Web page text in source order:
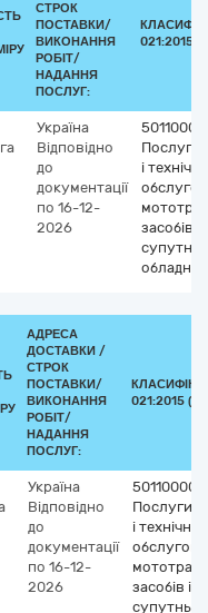
СТРОК
ПОСТАВКИ/
ВИКОНАННЯ
РОБІТ/
НАДАННЯ
ПОСЛУГ:
021:2015
Україна
Відповідно
до
документації
по 16-12-
2026
Послуги
і
засобів і
АДРЕСА
ДОСТАВКИ /
СТРОК
ПОСТАВКИ/
ВИКОНАННЯ
РОБІТ/
НАДАННЯ
ПОСЛУГ:
021:2015
Україна
Відповідно
до
документації
по 16-12-
2026
50110000-
Послуги
і
засобів і